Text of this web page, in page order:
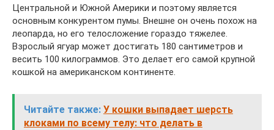
Центральной и Южной Америки и поэтому является
основным конкурентом пумы. Внешне он очень похож на
леопарда, но его телосложение гораздо тяжелее.
Взрослый ягуар может достигать 180 сантиметров и
весить 100 килограммов. Это делает его самой крупной
кошкой на американском континенте.
Читайте также: У кошки выпадает шерсть
клоками по всему телу: что делать в